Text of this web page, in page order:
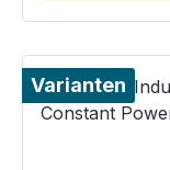
Varianten